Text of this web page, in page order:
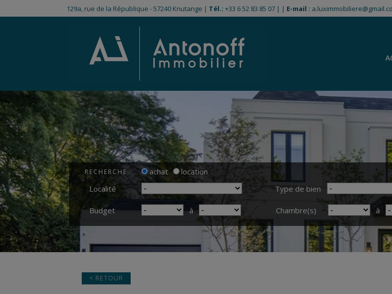
129a, rue de la République - 57240 Knutange | Tél.: +33 6 52 83 85 07 | | E-mail :
RECHERCHE achat
location
Localité
Type de bien
Budget à Chambre(s) à
< RETOUR